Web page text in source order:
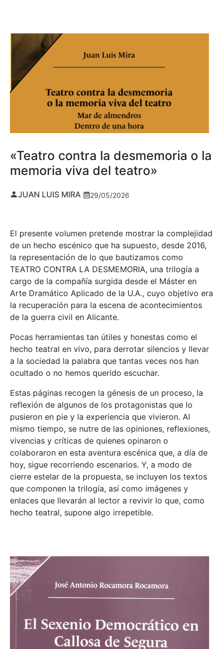
«Teatro contra la desmemoria o la
memoria viva del teatro»
JUAN LUIS MIRA 29/05/2026
El presente volumen pretende mostrar la complejidad
de un hecho escénico que ha supuesto, desde 2016,
la representación de lo que bautizamos como
TEATRO CONTRA LA DESMEMORIA, una trilogía a
cargo de la compañía surgida desde el Máster en
Arte Dramático Aplicado de la U.A., cuyo objetivo era
la recuperación para la escena de acontecimientos
de la guerra civil en Alicante.
Pocas herramientas tan útiles y honestas como el
hecho teatral en vivo, para derrotar silencios y llevar
a la sociedad la palabra que tantas veces nos han
ocultado o no hemos querido escuchar.
Estas páginas recogen la génesis de un proceso, la
reflexión de algunos de los protagonistas que lo
pusieron en pie y la experiencia que vivieron. Al
mismo tiempo, se nutre de las opiniones, reflexiones,
vivencias y críticas de quienes opinaron o
colaboraron en esta aventura escénica que, a día de
hoy, sigue recorriendo escenarios. Y, a modo de
cierre estelar de la propuesta, se incluyen los textos
que componen la trilogía, así como imágenes y
enlaces que llevarán al lector a revivir lo que, como
hecho teatral, supone algo irrepetible.